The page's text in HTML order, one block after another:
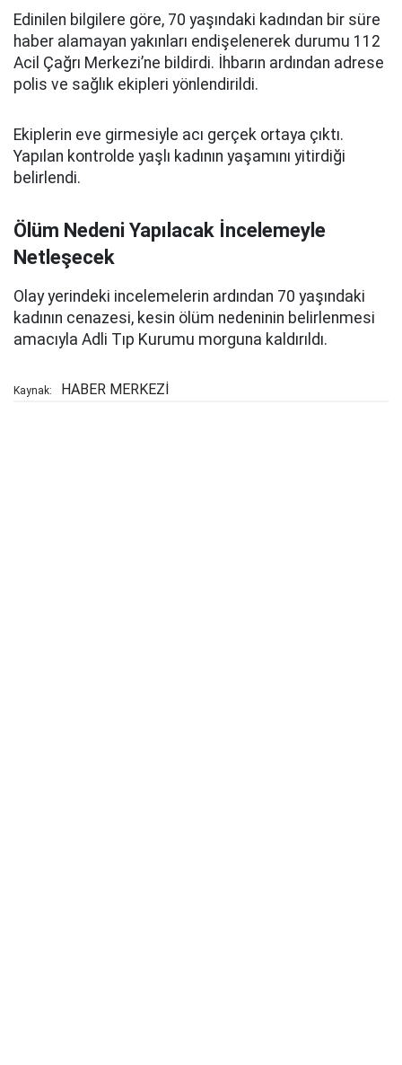
Edinilen bilgilere göre, 70 yaşındaki kadından bir süre
haber alamayan yakınları endişelenerek durumu 112
Acil Çağrı Merkezi’ne bildirdi. İhbarın ardından adrese
polis ve sağlık ekipleri yönlendirildi.
Ekiplerin eve girmesiyle acı gerçek ortaya çıktı.
Yapılan kontrolde yaşlı kadının yaşamını yitirdiği
belirlendi.
Ölüm Nedeni Yapılacak İncelemeyle
Netleşecek
Olay yerindeki incelemelerin ardından 70 yaşındaki
kadının cenazesi, kesin ölüm nedeninin belirlenmesi
amacıyla Adli Tıp Kurumu morguna kaldırıldı.
Kaynak: HABER MERKEZİ